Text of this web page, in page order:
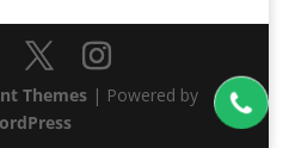
Themes| Powered by